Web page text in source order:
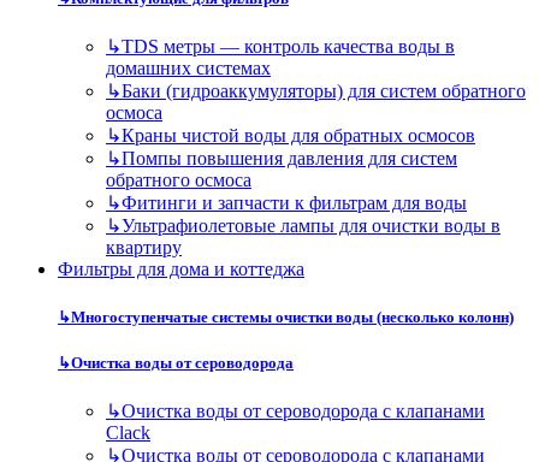
↳TDS метры — контроль качества воды в
домашних системах
↳Баки (гидроаккумуляторы) для систем обратного
осмоса
↳Краны чистой воды для обратных осмосов
↳Помпы повышения давления для систем
обратного осмоса
↳Фитинги и запчасти к фильтрам для воды
↳Ультрафиолетовые лампы для очистки воды в
квартиру
Фильтры для дома и коттеджа
↳Многоступенчатые системы очистки воды (несколько колонн)
↳Очистка воды от сероводорода
↳Очистка воды от сероводорода с клапанами
Clack
↳Очистка воды от сероводорода с клапанами